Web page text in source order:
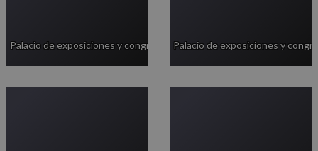
Palacio de exposiciones y congresos Palacio de exposiciones y